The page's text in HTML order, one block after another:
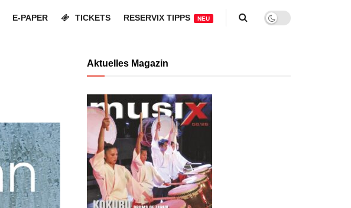
E-PAPER TICKETS RESERVIX TIPPS NEU
Aktuelles Magazin